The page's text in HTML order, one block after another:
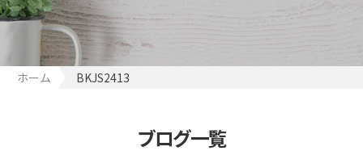
ホーム BKJS2413
ブログ一覧